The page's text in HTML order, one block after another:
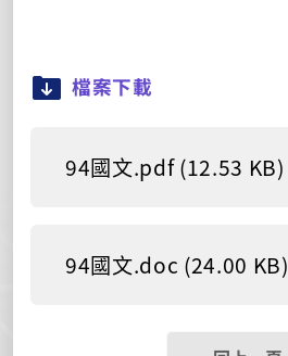
檔案下載
94國文.pdf (12.53 KB)
94國文.doc (24.00 KB)